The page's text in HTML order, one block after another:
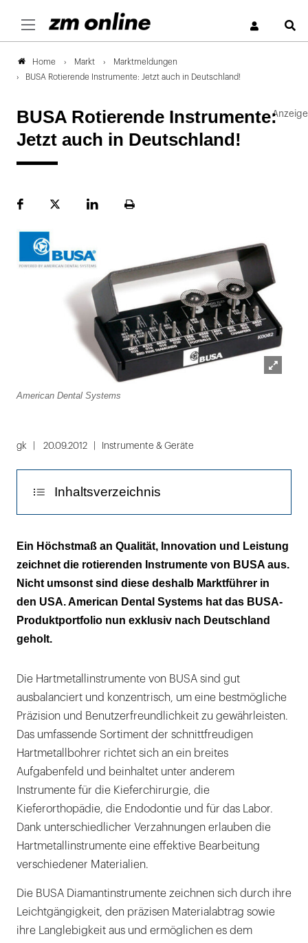
Home Markt
Marktmeldungen
BUSA Rotierende Instrumente: Jetzt auch in Deutschland!
BUSA Rotierende Instrumente:
Jetzt auch in Deutschland!
FacebookPlattformLinekdInSeite
American Dental Systems
gk 20.09.2012 Instrumente & Geräte
Inhaltsverzeichnis
BUSA Logistic Solution: System und Ordnung
für die Praxis
Ein Höchstmaß an Qualität, Innovation und Leistung
zeichnet die rotierenden Instrumente von BUSA aus.
Nicht umsonst sind diese deshalb Marktführer in
den USA. American Dental Systems hat das BUSA-
Produktportfolio nun exklusiv nach Deutschland
geholt.
Die Hartmetallinstrumente von BUSA sind gut
ausbalanciert und konzentrisch, um eine bestmögliche
Präzision und Benutzerfreundlichkeit zu gewährleisten.
Das umfassende Sortiment der schnittfreudigen
Hartmetallbohrer richtet sich an ein breites
Aufgabenfeld und beinhaltet unter anderem
Instrumente für die Kieferchirurgie, die
Kieferorthopädie, die Endodontie und für das Labor.
Dank unterschiedlicher Verzahnungen erlauben die
Hartmetallinstrumente eine effektive Bearbeitung
verschiedener Materialien.
Die BUSA Diamantinstrumente zeichnen sich durch ihre
Leichtgängigkeit, den präzisen Materialabtrag sowie
ihre Langlebigkeit aus und ermöglichen es dem